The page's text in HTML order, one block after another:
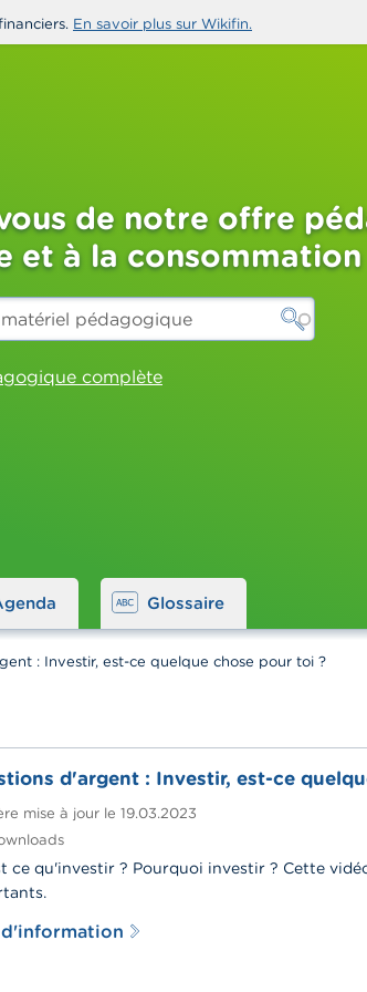
En savoir plus sur Wikifin.
de notre offre
et à la
complète
Glossaire
: Investir, est-ce quelque chose pour toi ?
d'argent : Investir, est-ce
mise à jour le 19.03.2023
ce qu'investir ? Pourquoi investir ? Cette
d'information